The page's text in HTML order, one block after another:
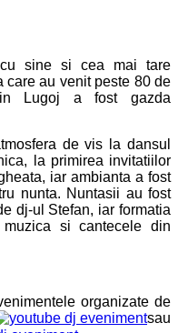
sine si cea mai tare
care au venit peste 80 de
Lugoj a fost gazda
de vis la dansul
la primirea invitatiilor
iar ambianta a fost
nunta. Nuntasii au fost
dj-ul Stefan, iar formatia
si cantecele din
organizate de
sau